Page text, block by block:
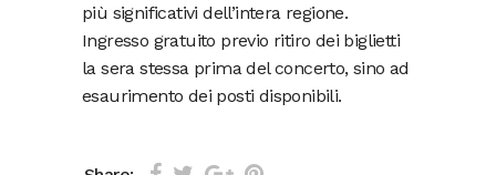
più significativi dell’intera regione.
Ingresso gratuito previo ritiro dei biglietti
la sera stessa prima del concerto, sino ad
esaurimento dei posti disponibili.